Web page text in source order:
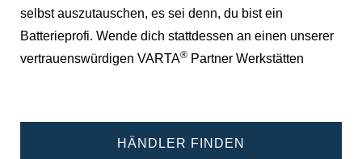
selbst auszutauschen, es sei denn, du bist ein
Batterieprofi. Wende dich stattdessen an einen unserer
vertrauenswürdigen VARTA® Partner Werkstätten
HÄNDLER FINDEN